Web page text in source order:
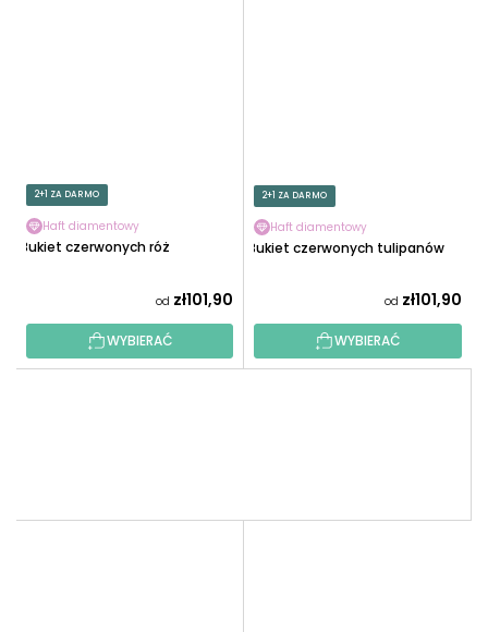
2+1 ZA DARMO
Haft diamentowy
Bukiet czerwonych róż
od zł101,90
WYBIERAĆ
2+1 ZA DARMO
Haft diamentowy
Bukiet czerwonych tulipanów
od zł101,90
WYBIERAĆ